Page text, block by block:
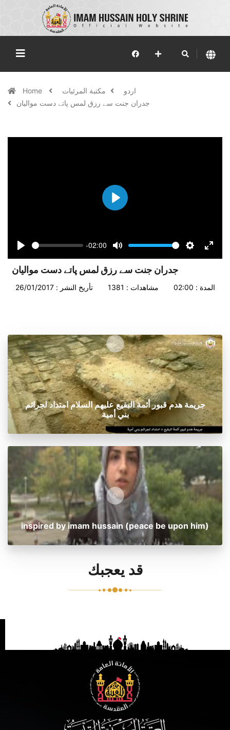
Home مكتبة المرئيات
اردو
جدران جنت سے رزق لمس پاتے دست موالیان
Play
Seek
-02:00
Volume
جدران جنت سے رزق لمس پاتے دست موالیان
تأريخ النشر : 26/01/2017 مشاهدات : 1381 المدة : 02:00
جريمة هدم قبور أئمة البقيع عليهم السلام امتداد لجرائم
بني أمية
inspired by imam hussain (peace be upon him)
قد يعجبك